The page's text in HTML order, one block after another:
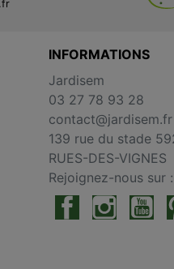
INFORMATIONS
Jardisem
03 27 78 93 28
contact@jardisem.fr
139 rue du stade
RUES-DES-VIGNES
Rejoignez-nous sur :